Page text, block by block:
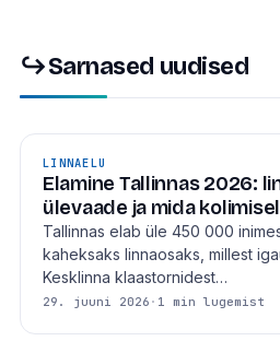
↪Sarnased uudised
LINNAELU
Elamine Tallinnas 2026:
ülevaade ja mida
Tallinnas elab üle 450 000
kaheksaks linnaosaks, millest
Kesklinna klaastornidest…
29. juuni 2026 · 1 min lugemist